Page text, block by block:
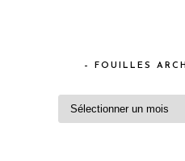
– FOUILLES